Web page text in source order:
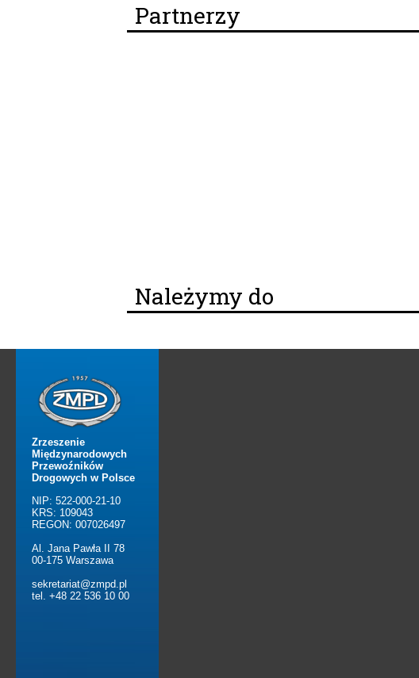
Partnerzy
Należymy do
Zrzeszenie
Międzynarodowych
Przewoźników
Drogowych w Polsce
NIP: 522-000-21-10
KRS: 109043
REGON: 007026497
Al. Jana Pawła II 78
00-175 Warszawa
sekretariat@zmpd.pl
tel. +48 22 536 10 00